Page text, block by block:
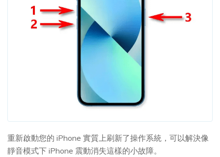
重新啟動您的 iPhone 實質上刷新了操作系統，可以解決像
靜音模式下 iPhone 震動消失這樣的小故障。